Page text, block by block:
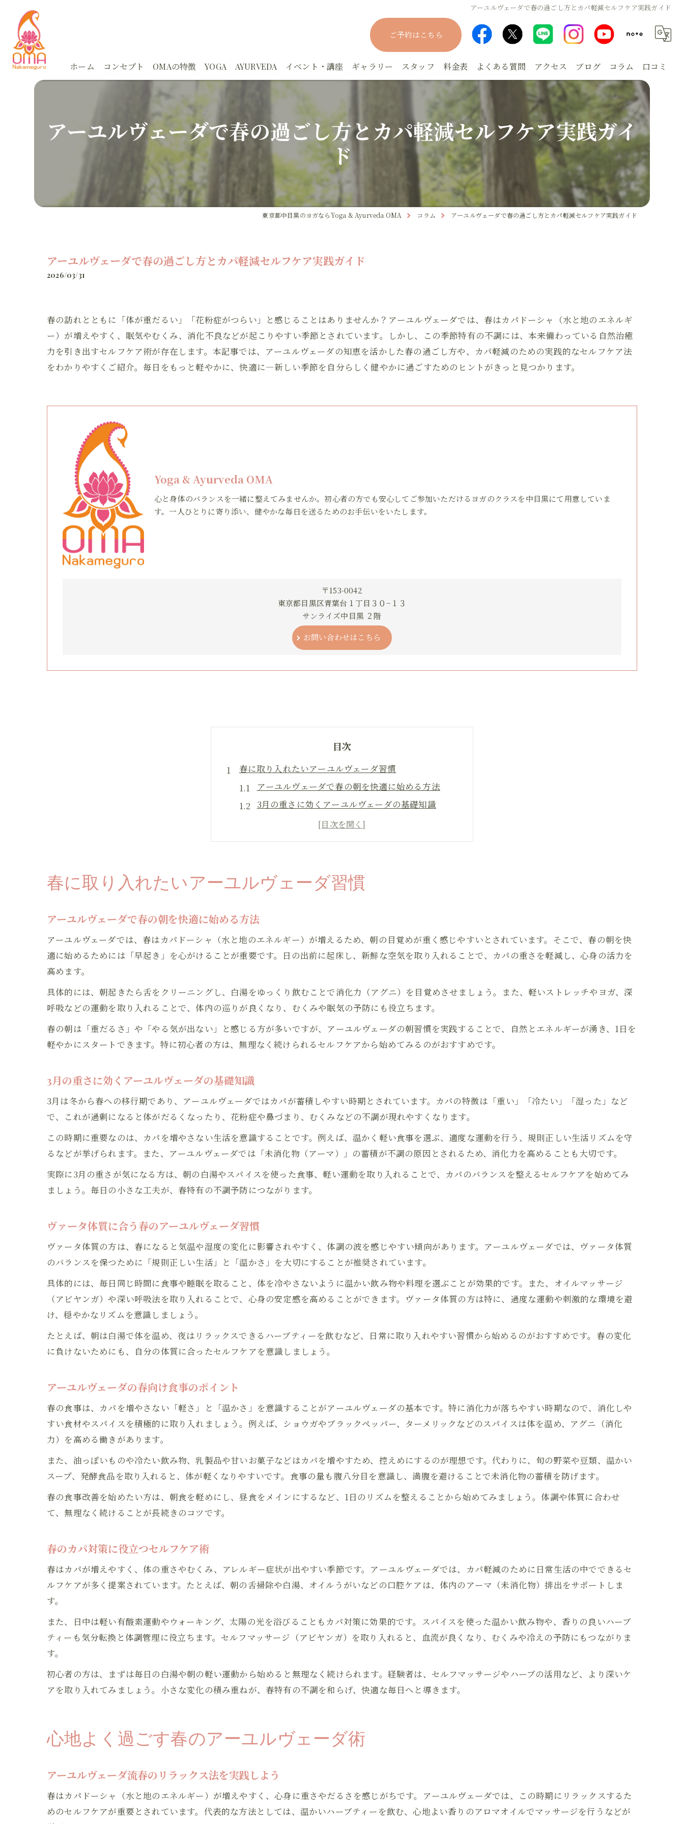
アーユルヴェーダで春の過ごし方とカパ軽減セルフケア実践ガイド
ご予約はこちら
ホーム コンセプト OMAの特徴
体験
スタジオ
アーユルヴェーダ
カウンセリング
オンライン
YOGA
AyurYOGAパーソナルクラス
朝活！眠活！オンラインYOGA
AYURVEDA
アーユルヴェーダ実践集中講座ー基礎編
アーユルヴェーダカウンセリング
上馬塲和夫先生の講座
イベント・講座
YOGAファスティング講座
月YOGA
ギャラリー スタッフ 料金表 よくある質問 アクセス ブログ コラム 口コミ
アーユルヴェーダで春の過ごし方とカパ軽減セルフケア実践ガイ
ド
東京都中目黒のヨガならYoga & Ayurveda OMA コラム アーユルヴェーダで春の過ごし方とカパ軽減セルフケア実践ガイド
アーユルヴェーダで春の過ごし方とカパ軽減セルフケア実践ガイド
2026/03/31
春の訪れとともに「体が重だるい」「花粉症がつらい」と感じることはありませんか？アーユルヴェーダでは、春はカパドーシャ（水と地のエネルギ
ー）が増えやすく、眠気やむくみ、消化不良などが起こりやすい季節とされています。しかし、この季節特有の不調には、本来備わっている自然治癒
力を引き出すセルフケア術が存在します。本記事では、アーユルヴェーダの知恵を活かした春の過ごし方や、カパ軽減のための実践的なセルフケア法
をわかりやすくご紹介。毎日をもっと軽やかに、快適に—新しい季節を自分らしく健やかに過ごすためのヒントがきっと見つかります。
Yoga & Ayurveda OMA
心と身体のバランスを一緒に整えてみませんか。初心者の方でも安心してご参加いただけるヨガのクラスを中目黒にて用意していま
す。一人ひとりに寄り添い、健やかな毎日を送るためのお手伝いをいたします。
〒153-0042
東京都目黒区青葉台１丁目３０−１３
サンライズ中目黒 ２階
お問い合わせはこちら
目次
春に取り入れたいアーユルヴェーダ習慣
アーユルヴェーダで春の朝を快適に始める方法
3月の重さに効くアーユルヴェーダの基礎知識
ヴァータ体質に合う春のアーユルヴェーダ習慣
アーユルヴェーダの春向け食事のポイント
心地よく過ごす春のアーユルヴェーダ術
アーユルヴェーダ流春のリラックス法を実践しよう
ヴァータ体質を意識した春のセルフケア提案
アーユルヴェーダで春のだるさをリセットしよう
むくみに悩む春もアーユルヴェーダで解消
春の変わり目を楽に乗り切る秘訣とは
アーユルヴェーダで春の変化に柔軟に対応
ヴァータ体質とカパの関係を春に見直す
春の自律神経を整えるアーユルヴェーダ習慣
3月の気温変化に強くなるケア方法
アーユルヴェーダで春の不調を予防しよう
季節の巡りにあわせたセルフケアのすすめ
春のドーシャバランスを整える生活習慣
3月に意識したいアーユルヴェーダ的ケア
ヴァータ体質別の春のセルフケアポイント
アーユルヴェーダで体調の波を穏やかに保つ
カパを軽減する春の過ごし方体験記
春の重だるさをアーユルヴェーダで克服した日々
3月のアーユルヴェーダ的実践レポート
春に取り入れたいアーユルヴェーダ習慣
アーユルヴェーダで春の朝を快適に始める方法
アーユルヴェーダでは、春はカパドーシャ（水と地のエネルギー）が増えるため、朝の目覚めが重く感じやすいとされています。そこで、春の朝を快
適に始めるためには「早起き」を心がけることが重要です。日の出前に起床し、新鮮な空気を取り入れることで、カパの重さを軽減し、心身の活力を
高めます。
具体的には、朝起きたら舌をクリーニングし、白湯をゆっくり飲むことで消化力（アグニ）を目覚めさせましょう。また、軽いストレッチやヨガ、深
呼吸などの運動を取り入れることで、体内の巡りが良くなり、むくみや眠気の予防にも役立ちます。
春の朝は「重だるさ」や「やる気が出ない」と感じる方が多いですが、アーユルヴェーダの朝習慣を実践することで、自然とエネルギーが湧き、1日を
軽やかにスタートできます。特に初心者の方は、無理なく続けられるセルフケアから始めてみるのがおすすめです。
3月の重さに効くアーユルヴェーダの基礎知識
3月は冬から春への移行期であり、アーユルヴェーダではカパが蓄積しやすい時期とされています。カパの特徴は「重い」「冷たい」「湿った」など
で、これが過剰になると体がだるくなったり、花粉症や鼻づまり、むくみなどの不調が現れやすくなります。
この時期に重要なのは、カパを増やさない生活を意識することです。例えば、温かく軽い食事を選ぶ、適度な運動を行う、規則正しい生活リズムを守
るなどが挙げられます。また、アーユルヴェーダでは「未消化物（アーマ）」の蓄積が不調の原因とされるため、消化力を高めることも大切です。
実際に3月の重さが気になる方は、朝の白湯やスパイスを使った食事、軽い運動を取り入れることで、カパのバランスを整えるセルフケアを始めてみ
ましょう。毎日の小さな工夫が、春特有の不調予防につながります。
ヴァータ体質に合う春のアーユルヴェーダ習慣
ヴァータ体質の方は、春になると気温や湿度の変化に影響されやすく、体調の波を感じやすい傾向があります。アーユルヴェーダでは、ヴァータ体質
のバランスを保つために「規則正しい生活」と「温かさ」を大切にすることが推奨されています。
具体的には、毎日同じ時間に食事や睡眠を取ること、体を冷やさないように温かい飲み物や料理を選ぶことが効果的です。また、オイルマッサージ
（アビヤンガ）や深い呼吸法を取り入れることで、心身の安定感を高めることができます。ヴァータ体質の方は特に、過度な運動や刺激的な環境を避
け、穏やかなリズムを意識しましょう。
たとえば、朝は白湯で体を温め、夜はリラックスできるハーブティーを飲むなど、日常に取り入れやすい習慣から始めるのがおすすめです。春の変化
に負けないためにも、自分の体質に合ったセルフケアを意識しましょう。
アーユルヴェーダの春向け食事のポイント
春の食事は、カパを増やさない「軽さ」と「温かさ」を意識することがアーユルヴェーダの基本です。特に消化力が落ちやすい時期なので、消化しや
すい食材やスパイスを積極的に取り入れましょう。例えば、ショウガやブラックペッパー、ターメリックなどのスパイスは体を温め、アグニ（消化
力）を高める働きがあります。
また、油っぽいものや冷たい飲み物、乳製品や甘いお菓子などはカパを増やすため、控えめにするのが理想です。代わりに、旬の野菜や豆類、温かい
スープ、発酵食品を取り入れると、体が軽くなりやすいです。食事の量も腹八分目を意識し、満腹を避けることで未消化物の蓄積を防げます。
春の食事改善を始めたい方は、朝食を軽めにし、昼食をメインにするなど、1日のリズムを整えることから始めてみましょう。体調や体質に合わせ
て、無理なく続けることが長続きのコツです。
春のカパ対策に役立つセルフケア術
春はカパが増えやすく、体の重さやむくみ、アレルギー症状が出やすい季節です。アーユルヴェーダでは、カパ軽減のために日常生活の中でできるセ
ルフケアが多く提案されています。たとえば、朝の舌掃除や白湯、オイルうがいなどの口腔ケアは、体内のアーマ（未消化物）排出をサポートしま
す。
また、日中は軽い有酸素運動やウォーキング、太陽の光を浴びることもカパ対策に効果的です。スパイスを使った温かい飲み物や、香りの良いハーブ
ティーも気分転換と体調管理に役立ちます。セルフマッサージ（アビヤンガ）を取り入れると、血流が良くなり、むくみや冷えの予防にもつながりま
す。
初心者の方は、まずは毎日の白湯や朝の軽い運動から始めると無理なく続けられます。経験者は、セルフマッサージやハーブの活用など、より深いケ
アを取り入れてみましょう。小さな変化の積み重ねが、春特有の不調を和らげ、快適な毎日へと導きます。
心地よく過ごす春のアーユルヴェーダ術
アーユルヴェーダ流春のリラックス法を実践しよう
春はカパドーシャ（水と地のエネルギー）が増えやすく、心身に重さやだるさを感じがちです。アーユルヴェーダでは、この時期にリラックスするた
めのセルフケアが重要とされています。代表的な方法としては、温かいハーブティーを飲む、心地よい香りのアロマオイルでマッサージを行うなどが
お問い合わせはこちら